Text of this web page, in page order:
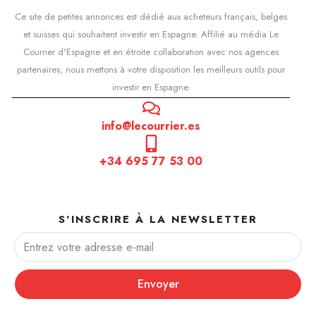
Ce site de petites annonces est dédié aux acheteurs français, belges
et suisses qui souhaitent investir en Espagne. Affilié au média Le
Courrier d'Espagne et en étroite collaboration avec nos agences
partenaires, nous mettons à votre disposition les meilleurs outils pour
investir en Espagne.
info@lecourrier.es
+34 695 77 53 00
S'INSCRIRE À LA NEWSLETTER
Envoyer